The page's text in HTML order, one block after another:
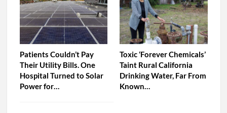
Patients Couldn’t Pay
Their Utility Bills. One
Hospital Turned to Solar
Power for…
Toxic ‘Forever Chemicals’
Taint Rural California
Drinking Water, Far From
Known…